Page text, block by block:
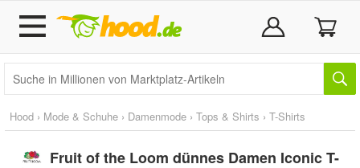
Hood › Mode & Schuhe › Damenmode › Tops & Shirts › T-Shirts
Fruit of the Loom dünnes Damen Iconic T-